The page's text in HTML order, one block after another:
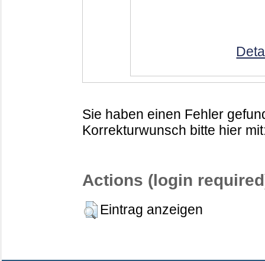
Sie haben einen Fehler
Korrekturwunsch bitte hier
Actions (login
Eintrag anzeigen